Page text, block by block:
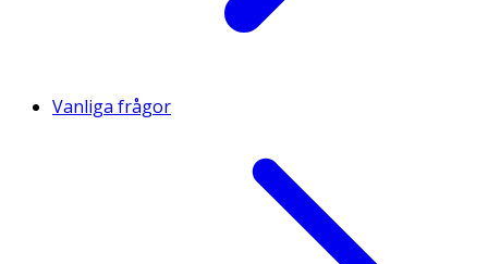
Vanliga frågor